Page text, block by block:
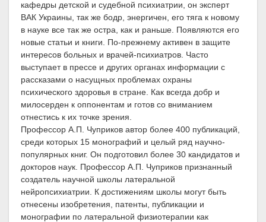
кафедры детской и судебной психиатрии, он эксперт
ВАК Украины, так же бодр, энергичен, его тяга к новому
в науке все так же остра, как и раньше. Появляются его
новые статьи и книги. По-прежнему активен в защите
интересов больных и врачей-психиатров. Часто
выступает в прессе и других органах информации с
рассказами о насущных проблемах охраны
психического здоровья в стране. Как всегда добр и
милосерден к оппонентам и готов со вниманием
отнестись к их точке зрения.
Профессор А.П. Чуприков автор более 400 публикаций,
среди которых 15 монографий и целый ряд научно-
популярных книг. Он подготовил более 30 кандидатов и
докторов наук. Профессор А.П. Чуприков признанный
создатель научной школы латеральной
нейропсихиатрии. К достижениям школы могут быть
отнесены изобретения, патенты, публикации и
монографии по латеральной физиотерапии как